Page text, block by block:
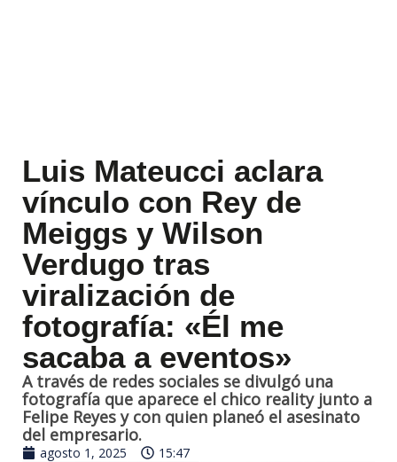
Luis Mateucci aclara
vínculo con Rey de
Meiggs y Wilson
Verdugo tras
viralización de
fotografía: «Él me
sacaba a eventos»
A través de redes sociales se divulgó una
fotografía que aparece el chico reality junto a
Felipe Reyes y con quien planeó el asesinato
del empresario.
agosto 1, 2025 15:47